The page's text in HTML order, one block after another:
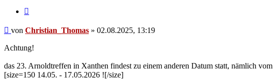
Beitrag
von Christian_Thomas » 02.08.2025, 13:19
Achtung!
das 23. Arnoldtreffen in Xanthen findest zu einem anderen Datum statt, nämlich vom
[size=150 14.05. - 17.05.2026 ![/size]